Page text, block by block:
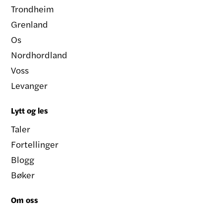
Trondheim
Grenland
Os
Nordhordland
Voss
Levanger
Lytt og les
Taler
Fortellinger
Blogg
Bøker
Om oss